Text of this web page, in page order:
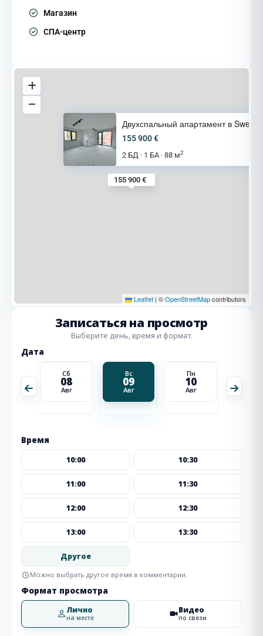
Магазин
СПА-центр
155 900 €
Двухспальный апартамент в Swee
155 900 €
2 БД · 1 БА · 88 м2
Leaflet | ©OpenStreetMapcontributors
Записаться на просмотр
Выберите день, время и формат.
Дата
Сб
08
Авг
Вс
09
Авг
Пн
10
Авг
Время
10:00 10:30
11:00 11:30
12:00 12:30
13:00 13:30
Другое
Можно выбрать другое время в комментарии.
Формат просмотра
Лично
на месте
Видео
по связи